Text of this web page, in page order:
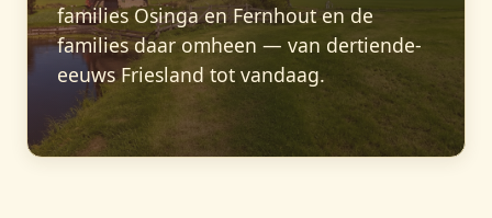
families Osinga en Fernhout en de
families daar omheen — van dertiende-
eeuws Friesland tot vandaag.